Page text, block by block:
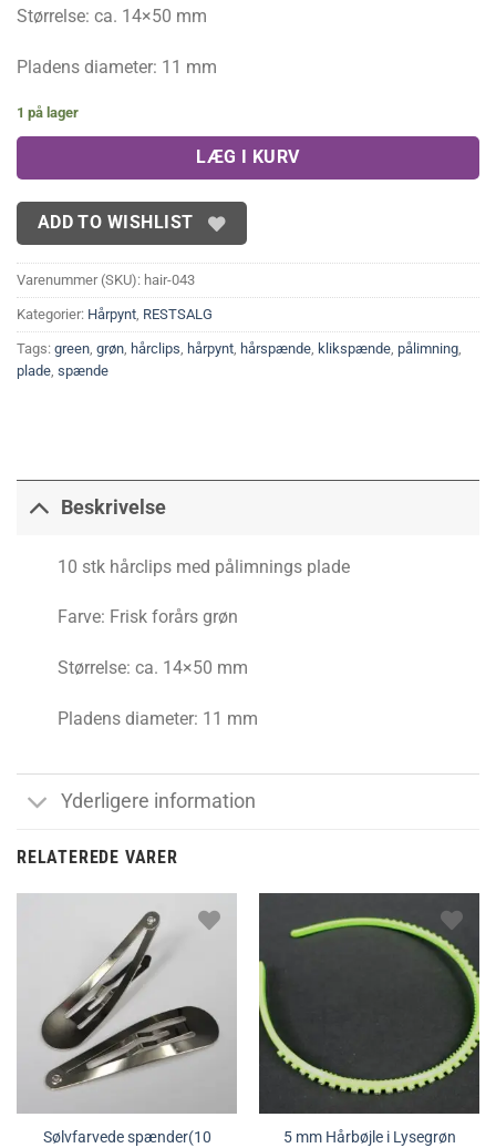
Størrelse: ca. 14×50 mm
Pladens diameter: 11 mm
1 på lager
LÆG I KURV
ADD TO WISHLIST
Varenummer (SKU): hair-043
Kategorier: Hårpynt RESTSALG
Tags: green grøn hårclips hårpynt hårspænde klikspænde pålimning
plade spænde
Beskrivelse
10 stk hårclips med pålimnings plade
Farve: Frisk forårs grøn
Størrelse: ca. 14×50 mm
Pladens diameter: 11 mm
Yderligere information
RELATEREDE VARER
Sølvfarvede spænder(10
5 mm Hårbøjle i Lysegrøn